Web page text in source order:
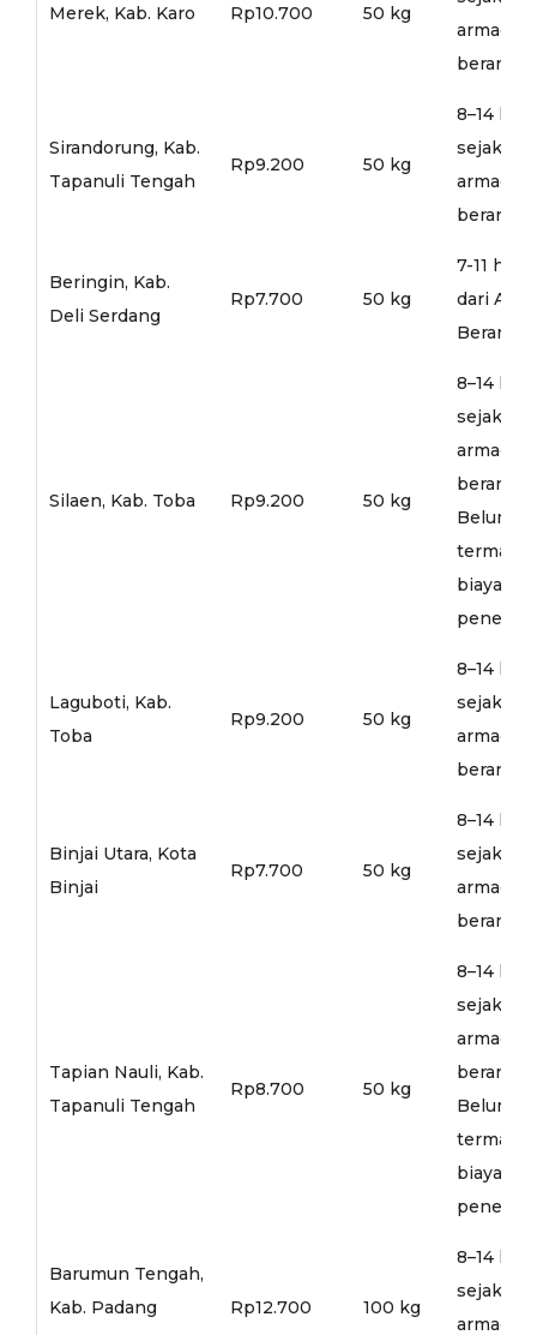
Merek, Kab. Karo Rp10.700 50 kg
armada
Sirandorung, Kab.
Tapanuli Tengah
Rp9.200 50 kg
8–14 hari
sejak
armada
Beringin, Kab.
Deli Serdang
Rp7.700 50 kg
7-11 hari
dari
Silaen, Kab. Toba Rp9.200 50 kg
8–14 hari
sejak
armada
Belum
biaya
Laguboti, Kab.
Toba
Rp9.200 50 kg
8–14 hari
sejak
armada
Binjai Utara, Kota
Binjai
Rp7.700 50 kg
8–14 hari
sejak
armada
Tapian Nauli, Kab.
Tapanuli Tengah
Rp8.700 50 kg
8–14 hari
sejak
armada
Belum
biaya
Barumun Tengah,
Kab. Padang
Rp12.700 100 kg
8–14 hari
sejak
armada